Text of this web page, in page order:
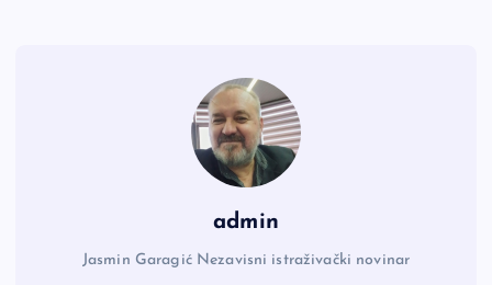
admin
Jasmin Garagić Nezavisni istraživački novinar